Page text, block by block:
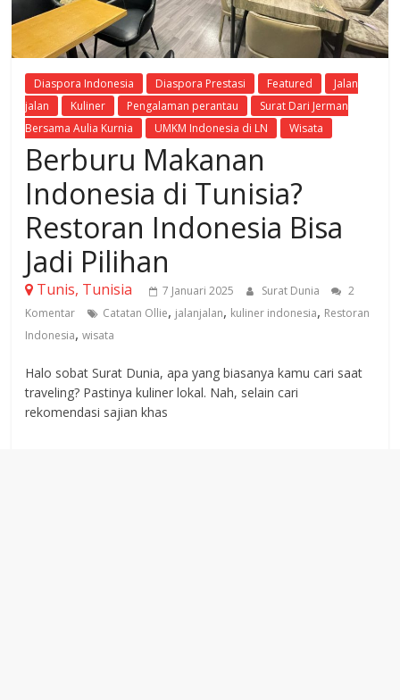
Diaspora Indonesia Diaspora Prestasi Featured
Jalan
jalan
Kuliner Pengalaman perantau
Surat Dari Jerman
Bersama Aulia Kurnia
UMKM Indonesia di LN Wisata
Berburu Makanan
Indonesia di Tunisia?
Restoran Indonesia Bisa
Jadi Pilihan
Tunis, Tunisia 7 Januari 2025 Surat Dunia
2
Komentar
Catatan Ollie, jalanjalan, kuliner indonesia, Restoran
Indonesia,wisata
Halo sobat Surat Dunia, apa yang biasanya kamu cari saat
traveling? Pastinya kuliner lokal. Nah, selain cari
rekomendasi sajian khas